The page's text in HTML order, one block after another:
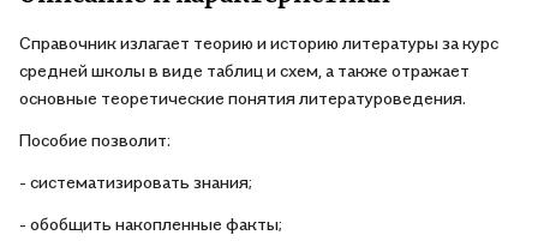
Справочник излагает теорию и историю литературы за курс
средней школы в виде таблиц и схем, а также отражает
основные теоретические понятия литературоведения.
Пособие позволит:
- систематизировать знания;
- обобщить накопленные факты;